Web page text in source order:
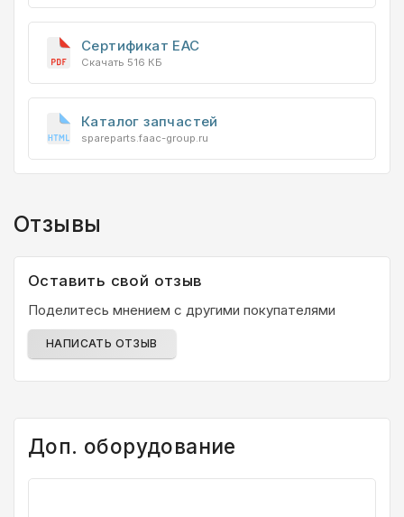
Сертификат EAC
Скачать 516 КБ
Каталог запчастей
spareparts.faac-group.ru
Отзывы
Оставить свой отзыв
Поделитесь мнением с другими покупателями
НАПИСАТЬ ОТЗЫВ
Доп. оборудование